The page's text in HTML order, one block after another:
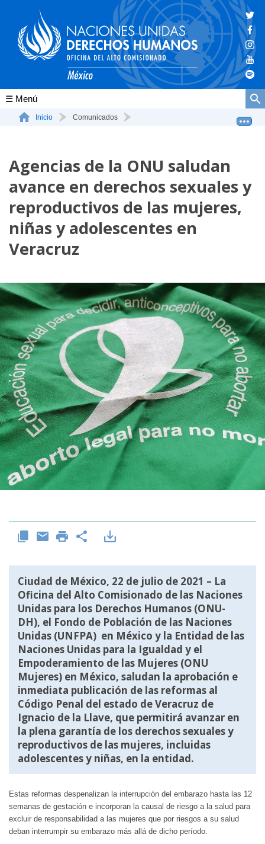
Conócenos
La ONU-DH en México
Vacantes ONU-DH México
ONU-DH en el tiempo
Inicio Comunicados
Agencias de la ONU saludan
avance en derechos sexuales y
reproductivos de las mujeres,
niñas y adolescentes en
Veracruz
Ciudad de México, 22 de julio de 2021 – La
Oficina del Alto Comisionado de las Naciones
Unidas para los Derechos Humanos (ONU-
DH), el Fondo de Población de las Naciones
Unidas (UNFPA) en México y la Entidad de las
Naciones Unidas para la Igualdad y el
Empoderamiento de las Mujeres (ONU
Mujeres) en México, saludan la aprobación e
inmediata publicación de las reformas al
Código Penal del estado de Veracruz de
Ignacio de la Llave, que permitirá avanzar en
la plena garantía de los derechos sexuales y
reproductivos de las mujeres, incluidas
adolescentes y niñas, en la entidad.
Estas reformas despenalizan la interrupción del embarazo hasta las 12
semanas de gestación e incorporan la causal de riesgo a la salud para
excluir de responsabilidad a las mujeres que por riesgos a su salud
deban interrumpir su embarazo más allá de dicho período.